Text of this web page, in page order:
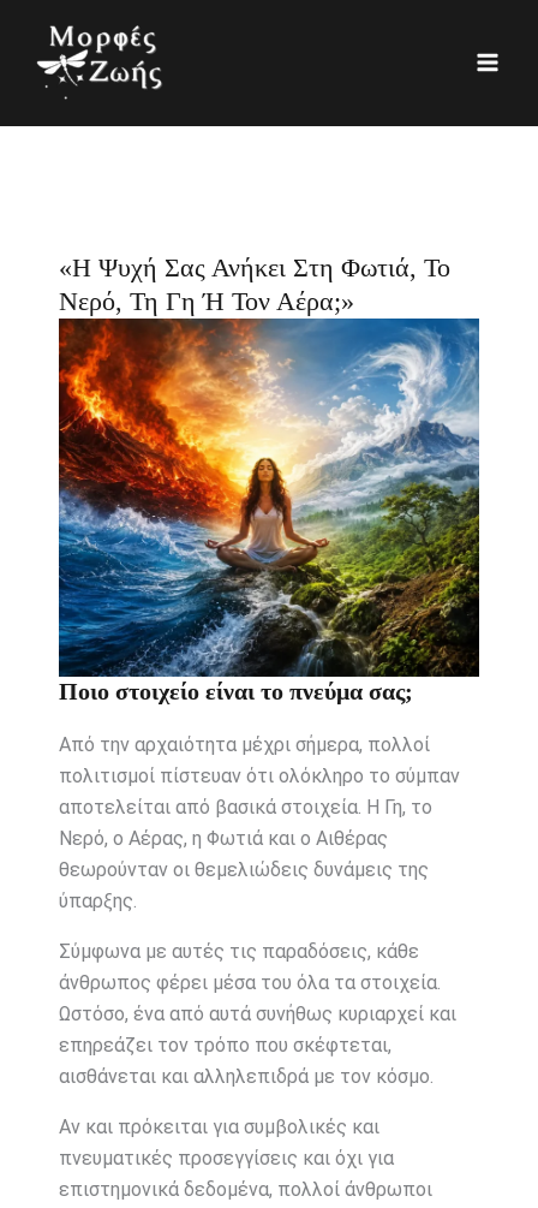
περιεχόμενο
«Η Ψυχή Σας Ανήκει Στη Φωτιά, Το
Νερό, Τη Γη Ή Τον Αέρα;»
Ποιο στοιχείο είναι το πνεύμα σας;
Από την αρχαιότητα μέχρι σήμερα, πολλοί
πολιτισμοί πίστευαν ότι ολόκληρο το σύμπαν
αποτελείται από βασικά στοιχεία. Η Γη, το
Νερό, ο Αέρας, η Φωτιά και ο Αιθέρας
θεωρούνταν οι θεμελιώδεις δυνάμεις της
ύπαρξης.
Σύμφωνα με αυτές τις παραδόσεις, κάθε
άνθρωπος φέρει μέσα του όλα τα στοιχεία.
Ωστόσο, ένα από αυτά συνήθως κυριαρχεί και
επηρεάζει τον τρόπο που σκέφτεται,
αισθάνεται και αλληλεπιδρά με τον κόσμο.
Αν και πρόκειται για συμβολικές και
πνευματικές προσεγγίσεις και όχι για
επιστημονικά δεδομένα, πολλοί άνθρωποι
α
η
σ
ο